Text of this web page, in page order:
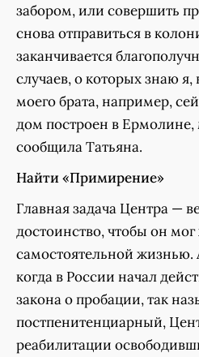
забором, или совершить
снова отправиться в
заканчивается
случаев, о которых знаю
моего брата, например,
дом построен в
сообщила Татьяна.
Найти «Примирение»
Главная задача Центра —
достоинство, чтобы он
самостоятельной жизнью.
когда в России начал
закона о пробации, так
постпенитенциарный,
реабилитации